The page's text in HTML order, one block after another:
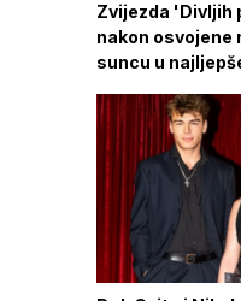
Zvijezda 'Divljih
nakon osvojene
suncu u